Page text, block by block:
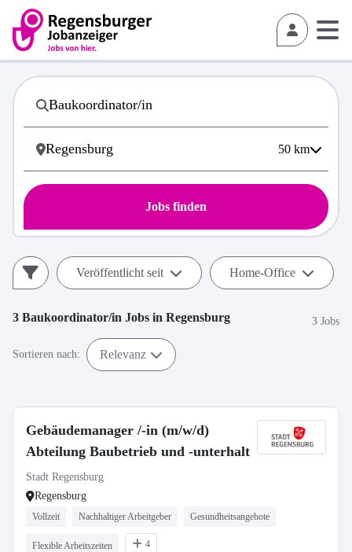
50 km
Jobs finden
Veröffentlicht seit Home-Office
3 Baukoordinator/in Jobs in Regensburg 3 Jobs
Sortieren nach: Relevanz
Gebäudemanager /-in (m/w/d)
Abteilung Baubetrieb und -unterhalt
Stadt Regensburg
Regensburg
Vollzeit Nachhaltiger Arbeitgeber Gesundheitsangebote
Flexible Arbeitszeiten 4